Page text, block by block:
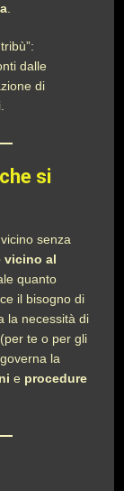
dalle
di
si
senza
vicino al
quanto
il bisogno di
la necessità di
te o per gli
la
e procedure